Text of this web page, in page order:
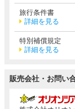
旅行条件書
詳細を見る
特別補償規定
詳細を見る
販売会社・お問い